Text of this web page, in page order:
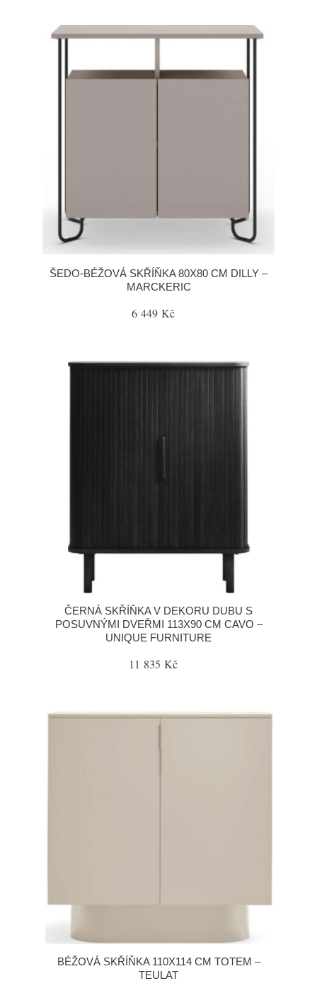
ŠEDO-BÉŽOVÁ SKŘÍŇKA 80X80 CM DILLY –
MARCKERIC
6 449 Kč
ČERNÁ SKŘÍŇKA V DEKORU DUBU S
POSUVNÝMI DVEŘMI 113X90 CM CAVO –
UNIQUE FURNITURE
11 835 Kč
BÉŽOVÁ SKŘÍŇKA 110X114 CM TOTEM –
TEULAT